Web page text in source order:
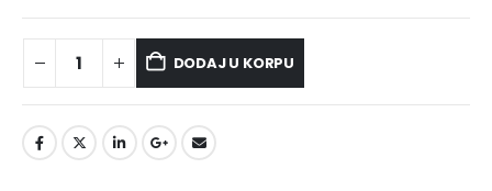
DODAJ U KORPU